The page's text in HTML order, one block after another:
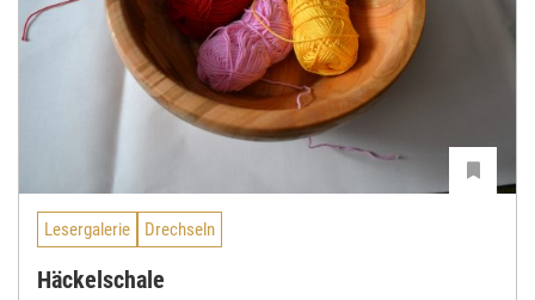
Lesergalerie Drechseln
Häckelschale